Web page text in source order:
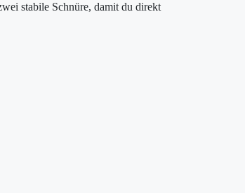
stabile Schnüre, damit du direkt